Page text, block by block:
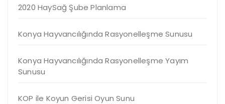
2020 HaySağ Şube Planlama
Konya Hayvancılığında Rasyonelleşme Sunusu
Konya Hayvancılığında Rasyonelleşme Yayım
Sunusu
KOP ile Koyun Gerisi Oyun Sunu